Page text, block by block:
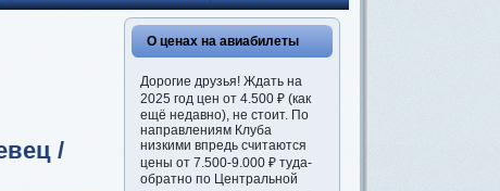
/
О ценах на авиабилеты
Дорогие друзья! Ждать на
2025 год цен от 4.500 ₽ (как
ещё недавно), не стоит. По
направлениям Клуба
низкими впредь считаются
цены от 7.500-9.000 ₽ туда-
обратно по Центральной